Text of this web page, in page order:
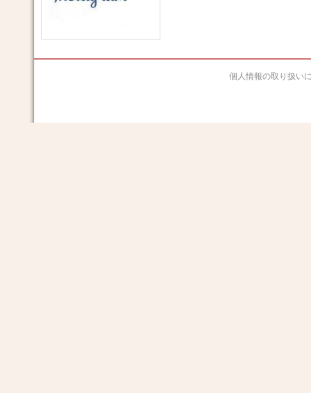
個人情報の取り扱い